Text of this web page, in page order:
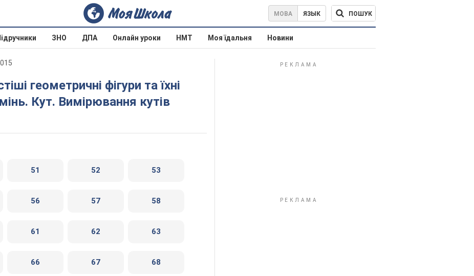
МОВА ЯЗЫК ПОШУК
ЗНО ДПА Онлайн уроки НМТ Моя їдальня Новини
Кут. Вимірювання кутів
51 52 53
56 57 58
61 62 63
66 67 68